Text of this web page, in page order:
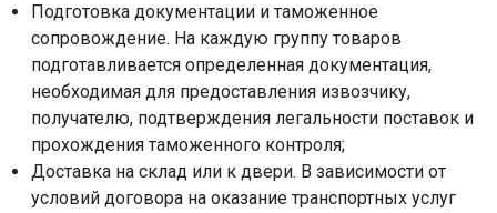
Подготовка документации и таможенное
сопровождение. На каждую группу товаров
подготавливается определенная документация,
необходимая для предоставления извозчику,
получателю, подтверждения легальности поставок и
прохождения таможенного контроля;
Доставка на склад или к двери. В зависимости от
условий договора на оказание транспортных услуг